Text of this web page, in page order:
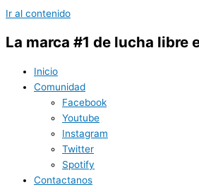
Ir al contenido
La marca #1 de lucha libre
Inicio
Comunidad
Facebook
Youtube
Instagram
Twitter
Spotify
Contactanos